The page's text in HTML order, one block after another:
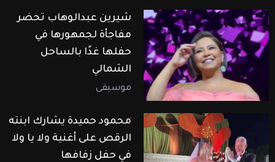
شيرين عبدالوهاب تحضر
مفاجأة لجمهورها في
حفلها غدًا بالساحل
الشمالي
موسيقى
محمود حميدة يشارك ابنته
الرقص على أغنية ولا يا ولا
في حفل زفافها